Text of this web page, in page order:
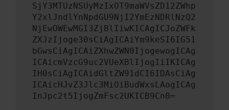
SjY3MTUzNSUyMzIxOT9maWVsZD12ZWhp
Y2xlJndlYnNpdGU9NjI2YmEzNDRlNzQ2
NjEwOWEwMGI3ZjBlIiwKICAgICJoZWFk
ZXJzIjoge30sCiAgICAiYm9keSI6IG51
bGwsCiAgICAiZXhwZWN0IjogewogICAg
ICAicmVzcG9uc2VUeXBlIjogIiIKICAg
IH0sCiAgICAidGltZW91dCI6IDAsCiAg
ICAicHJvZ3Jlc3MiOiBudWxsLAogICAg
InJpc2t5IjogZmFsc2UKICB9Cn0=